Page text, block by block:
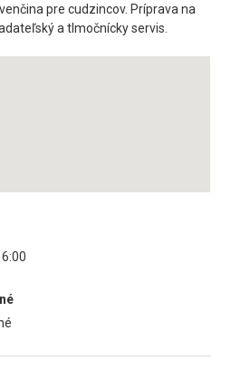
pre cudzincov. Príprava na
a tlmočnícky servis.